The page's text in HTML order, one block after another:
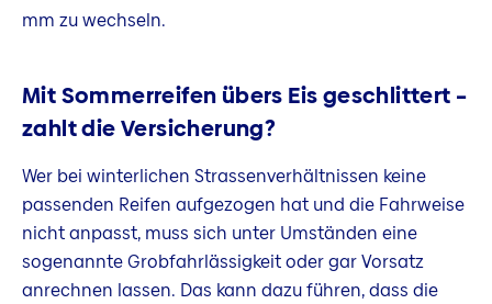
mm zu wechseln.
Mit Sommerreifen übers Eis geschlittert –
zahlt die Versicherung?
Wer bei winterlichen Strassenverhältnissen keine
passenden Reifen aufgezogen hat und die Fahrweise
nicht anpasst, muss sich unter Umständen eine
sogenannte Grobfahrlässigkeit oder gar Vorsatz
anrechnen lassen. Das kann dazu führen, dass die